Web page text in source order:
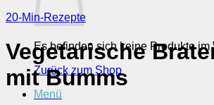
Es befinden sich keine Produkte im
Zurück zum Shop
Menü
20-Min-Rezepte
Vegetarische
mit Bumms